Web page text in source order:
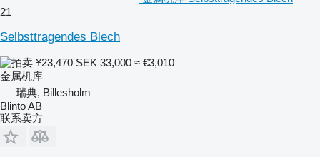
21
Selbsttragendes Blech
¥23,470 SEK 33,000 ≈ €3,010
金属机库
瑞典, Billesholm
Blinto AB
联系卖方